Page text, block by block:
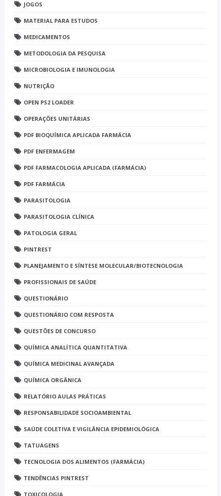
JOGOS
MATERIAL PARA ESTUDOS
MEDICAMENTOS
METODOLOGIA DA PESQUISA
MICROBIOLOGIA E IMUNOLOGIA
NUTRIÇÃO
OPEN PS2 LOADER
OPERAÇÕES UNITÁRIAS
PDF BIOQUÍMICA APLICADA FARMÁCIA
PDF ENFERMAGEM
PDF FARMACOLOGIA APLICADA (FARMÁCIA)
PDF FARMÁCIA
PARASITOLOGIA
PARASITOLOGIA CLÍNICA
PATOLOGIA GERAL
PINTREST
PLANEJAMENTO E SÍNTESE MOLECULAR/BIOTECNOLOGIA
PROFISSIONAIS DE SAÚDE
QUESTIONÁRIO
QUESTIONÁRIO COM RESPOSTA
QUESTÕES DE CONCURSO
QUÍMICA ANALÍTICA QUANTITATIVA
QUÍMICA MEDICINAL AVANÇADA
QUÍMICA ORGÂNICA
RELATÓRIO AULAS PRÁTICAS
RESPONSABILIDADE SOCIOAMBIENTAL
SAÚDE COLETIVA E VIGILÂNCIA EPIDEMIOLÓGICA
TATUAGENS
TECNOLOGIA DOS ALIMENTOS (FARMÁCIA)
TENDÊNCIAS PINTREST
TOXICOLOGIA